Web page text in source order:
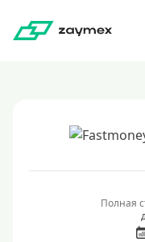
Полная